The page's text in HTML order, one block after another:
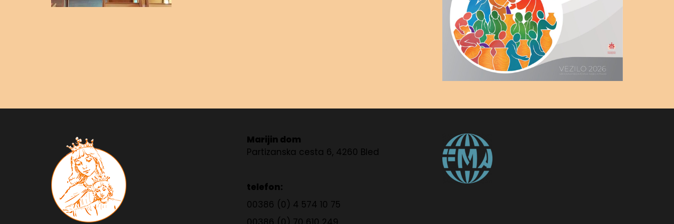
Marijin dom
Partizanska cesta 6, 4260 Bled
telefon:
00386 (0) 4 574 10 75